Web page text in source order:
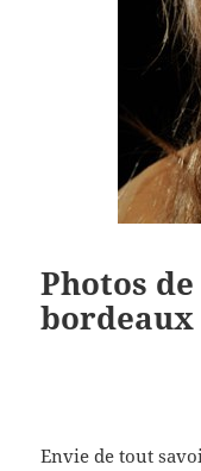
Photos
bordeaux
Envie de tout